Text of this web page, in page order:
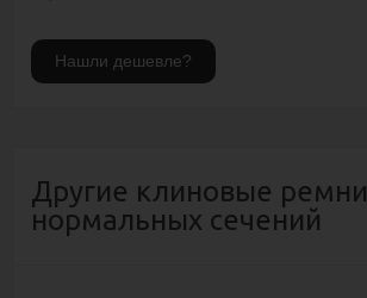
Другие клиновые ремни
нормальных сечений